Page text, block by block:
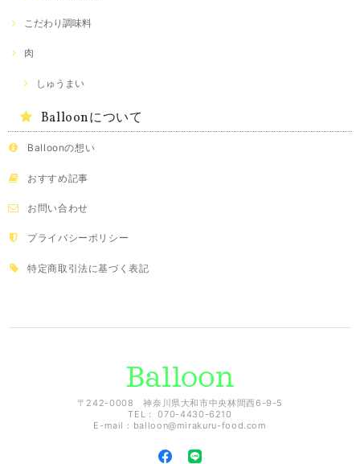
こだわり調味料
肉
しゅうまい
Balloonについて
Balloonの想い
おすすめ記事
お問い合わせ
プライバシーポリシー
特定商取引法に基づく表記
〒242-0008 神奈川県大和市中央林間西6-9-5
TEL： 070-4430-6210
E-mail： balloon@mirakuru-food.com